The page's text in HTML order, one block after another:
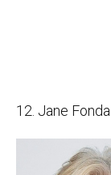
12. Jane Fonda